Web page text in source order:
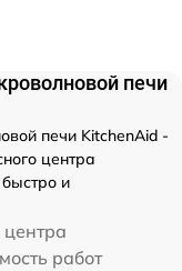
печи
печи KitchenAid -
центра
и
работ